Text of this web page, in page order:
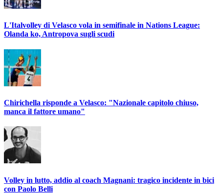
L'Italvolley di Velasco vola in semifinale in Nations League:
Olanda ko, Antropova sugli scudi
Chirichella risponde a Velasco: "Nazionale capitolo chiuso,
manca il fattore umano"
Volley in lutto, addio al coach Magnani: tragico incidente in bici
con Paolo Belli